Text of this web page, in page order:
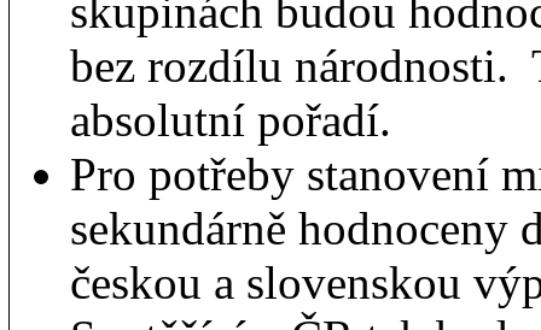
skupinách budou
bez rozdílu
absolutní pořadí.
Pro potřeby stanovení
sekundárně hodnoceny
českou a slovenskou